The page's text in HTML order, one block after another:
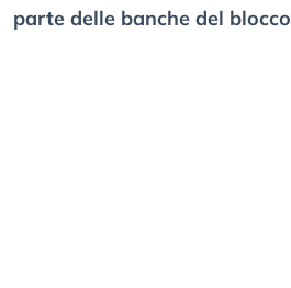
parte delle banche del blocco